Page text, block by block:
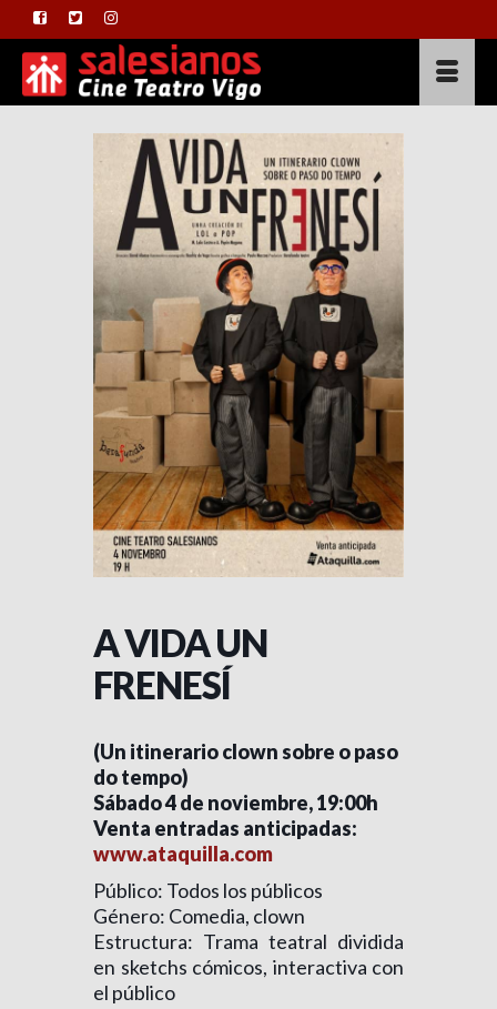
A VIDA UN
FRENESÍ
(Un itinerario clown sobre o paso
do tempo)
Sábado 4 de noviembre, 19:00h
Venta entradas anticipadas:
www.ataquilla.com
Público: Todos los públicos
Género: Comedia, clown
Estructura: Trama teatral dividida
en sketchs cómicos, interactiva con
el público